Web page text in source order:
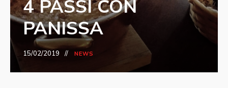
4 PASSI CON
PANISSA
15/02/2019 NEWS